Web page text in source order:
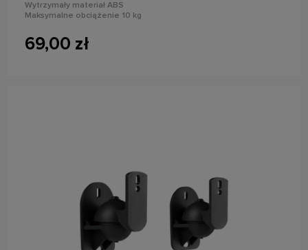
Wytrzymały materiał ABS
Maksymalne obciążenie 10 kg
69,00 zł